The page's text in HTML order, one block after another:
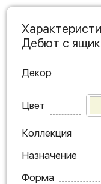
Дебют с
Декор
Цвет
Коллекция
Назначение
Форма